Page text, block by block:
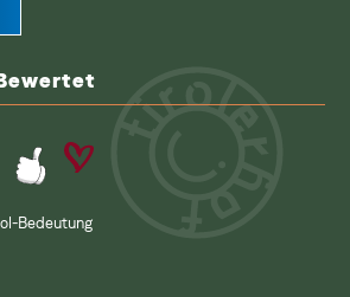
Bedeutung